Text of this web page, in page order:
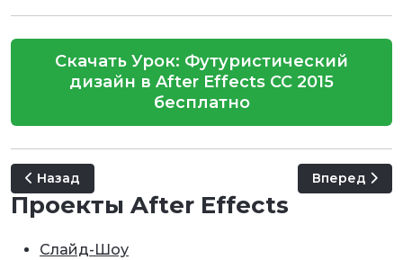
Скачать Урок: Футуристический
дизайн в After Effects CC 2015
бесплатно
Предыдущий: Урок: Создаём винтажный значок для
Назад Следующий:
Вперед
Проекты After Effects
Слайд-Шоу